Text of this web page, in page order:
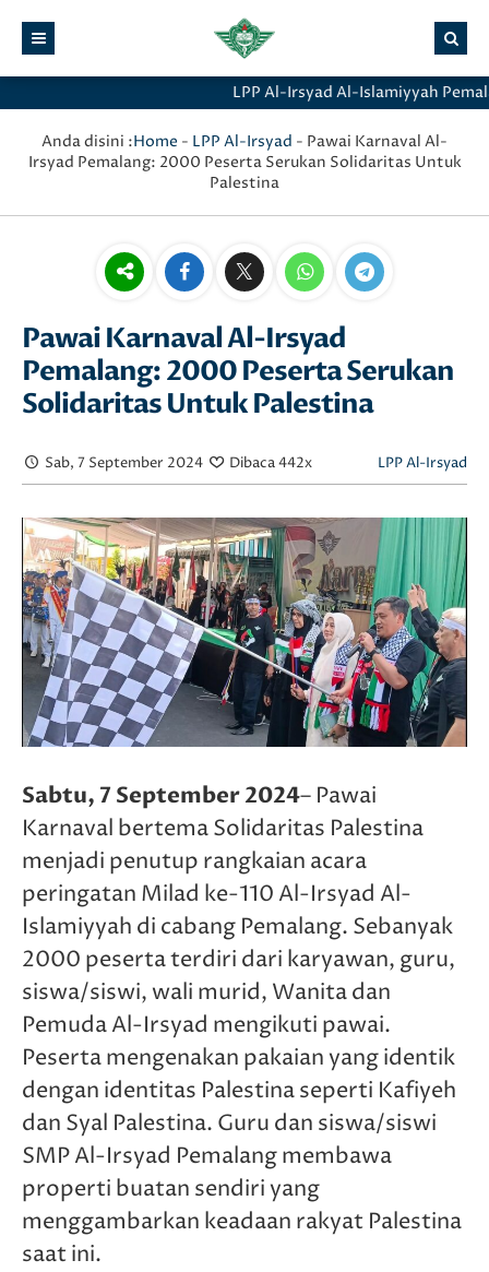
LPP Al-Irsyad Al-Islamiyyah
Anda disini :Home - LPP Al-Irsyad - Pawai Karnaval Al-
Irsyad Pemalang: 2000 Peserta Serukan Solidaritas Untuk
Palestina
Pawai Karnaval Al-Irsyad
Pemalang: 2000 Peserta Serukan
Solidaritas Untuk Palestina
Sab, 7 September 2024 Dibaca 442x LPP Al-Irsyad
Sabtu, 7 September 2024– Pawai
Karnaval bertema Solidaritas Palestina
menjadi penutup rangkaian acara
peringatan Milad ke-110 Al-Irsyad Al-
Islamiyyah di cabang Pemalang. Sebanyak
2000 peserta terdiri dari karyawan, guru,
siswa/siswi, wali murid, Wanita dan
Pemuda Al-Irsyad mengikuti pawai.
Peserta mengenakan pakaian yang identik
dengan identitas Palestina seperti Kafiyeh
dan Syal Palestina. Guru dan siswa/siswi
SMP Al-Irsyad Pemalang membawa
properti buatan sendiri yang
menggambarkan keadaan rakyat Palestina
saat ini.